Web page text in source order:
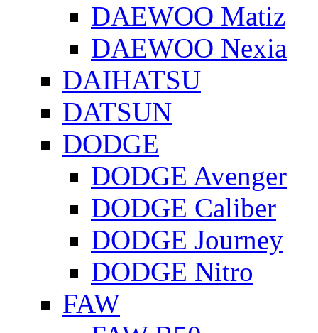
DAEWOO Matiz
DAEWOO Nexia
DAIHATSU
DATSUN
DODGE
DODGE Avenger
DODGE Caliber
DODGE Journey
DODGE Nitro
FAW